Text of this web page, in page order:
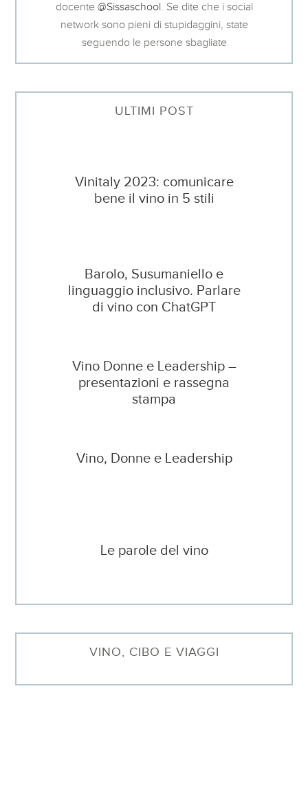
docente @Sissaschool. Se dite che i social
network sono pieni di stupidaggini, state
seguendo le persone sbagliate
ULTIMI POST
Vinitaly 2023: comunicare
bene il vino in 5 stili
Barolo, Susumaniello e
linguaggio inclusivo. Parlare
di vino con ChatGPT
Vino Donne e Leadership –
presentazioni e rassegna
stampa
Vino, Donne e Leadership
Le parole del vino
VINO, CIBO E VIAGGI